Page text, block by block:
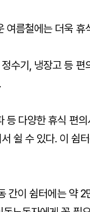
여름철에는 더욱 휴
수기, 냉장고 등
다양한 휴식 편
쉴 수 있다. 이 쉼
이 쉼터에는 약 2